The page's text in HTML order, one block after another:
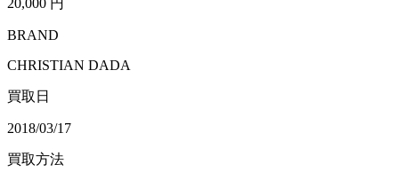
BRAND
CHRISTIAN DADA
買取日
2018/03/17
買取方法